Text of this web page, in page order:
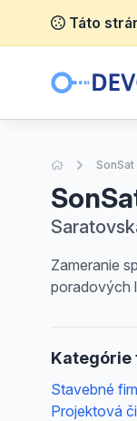
Táto
ÚvodnáSonSat
Zameranie
poradových
Kategórie
Stavebné
Projektová